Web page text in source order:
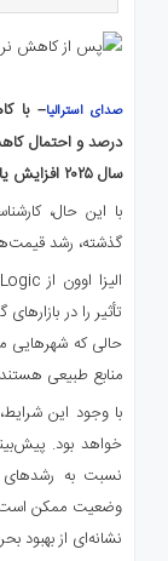
ارتباط
صدای استرالیا
درصد و احتمال
سال ۲۰۲۵ افزایش یابد.
با این حال،
گذشته، رشد
تأثیر را در
حالی که شهرهایی
منابع طبیعی
نسبت به رشدهای
وضعیت ممکن است
نشانه‌ای از بهبود